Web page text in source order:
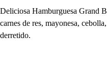
Deliciosa Hamburguesa Grand
carnes de res, mayonesa,
derretido.